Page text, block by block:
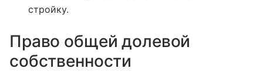
стройку.
Право общей долевой
собственности